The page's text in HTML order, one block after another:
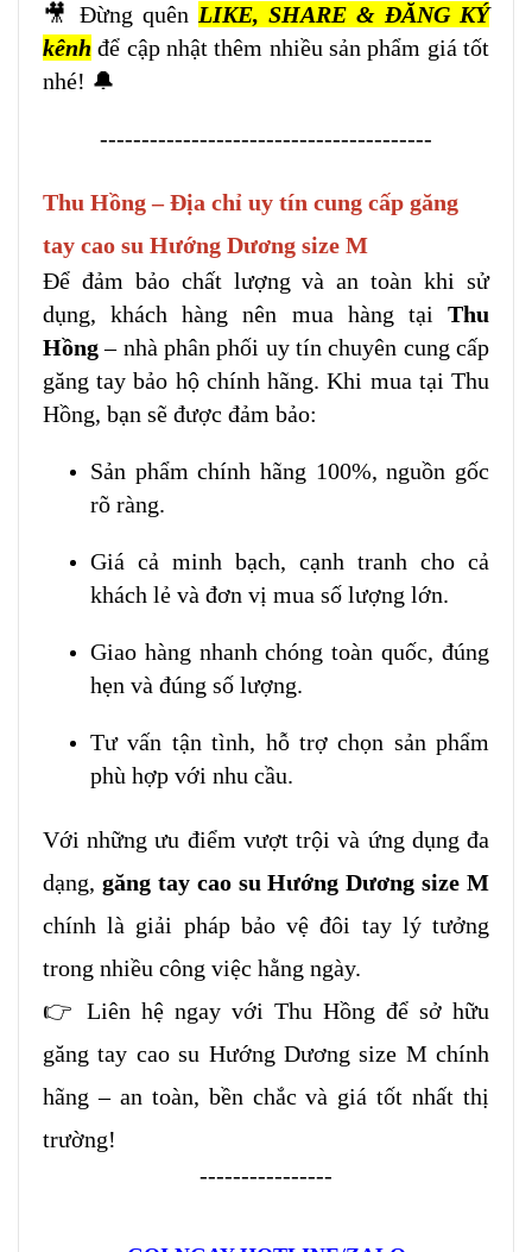
🎥 Đừng quên LIKE, SHARE & ĐĂNG KÝ
kênh để cập nhật thêm nhiều sản phẩm giá tốt
nhé! 🔔
----------------------------------------
Thu Hồng – Địa chỉ uy tín cung cấp găng
tay cao su Hướng Dương size M
Để đảm bảo chất lượng và an toàn khi sử
dụng, khách hàng nên mua hàng tại Thu
Hồng– nhà phân phối uy tín chuyên cung cấp
găng tay bảo hộ chính hãng. Khi mua tại Thu
Hồng, bạn sẽ được đảm bảo:
Sản phẩm chính hãng 100%, nguồn gốc
rõ ràng.
Giá cả minh bạch, cạnh tranh cho cả
khách lẻ và đơn vị mua số lượng lớn.
Giao hàng nhanh chóng toàn quốc, đúng
hẹn và đúng số lượng.
Tư vấn tận tình, hỗ trợ chọn sản phẩm
phù hợp với nhu cầu.
Với những ưu điểm vượt trội và ứng dụng đa
dạng, găng tay cao su Hướng Dương size M
chính là giải pháp bảo vệ đôi tay lý tưởng
trong nhiều công việc hằng ngày.
👉 Liên hệ ngay với Thu Hồng để sở hữu
găng tay cao su Hướng Dương size M chính
hãng – an toàn, bền chắc và giá tốt nhất thị
trường!
----------------